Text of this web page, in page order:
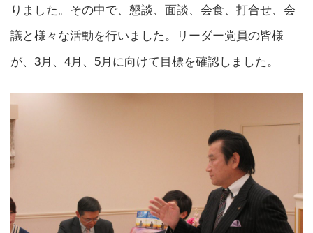
りました。その中で、懇談、面談、会食、打合せ、会
議と様々な活動を行いました。リーダー党員の皆様
が、3月、4月、5月に向けて目標を確認しました。